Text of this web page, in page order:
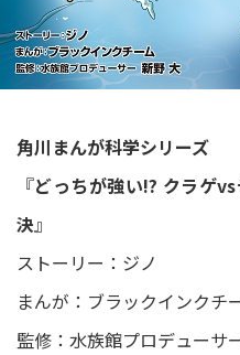
角川まんが科学シリーズ
『どっちが強い!? クラゲ
決』
ストーリー：ジノ
まんが：ブラックインクチ
監修：水族館プロデューサ